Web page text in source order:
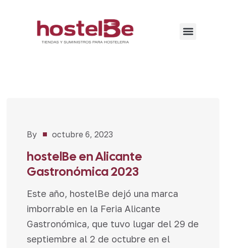
Noticias
By octubre 6, 2023
hostelBe en Alicante
Gastronómica 2023
Este año, hostelBe dejó una marca
imborrable en la Feria Alicante
Gastronómica, que tuvo lugar del 29 de
septiembre al 2 de octubre en el